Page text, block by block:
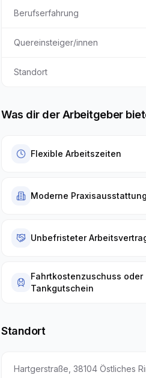
Berufserfahrung
Quereinsteiger/innen
Standort
Was dir der Arbeitgeber
Flexible Arbeitszeiten
Moderne Praxisausstattung
Unbefristeter
Fahrtkostenzuschuss oder
Tankgutschein
Standort
Hartgerstraße 38104 Östliches